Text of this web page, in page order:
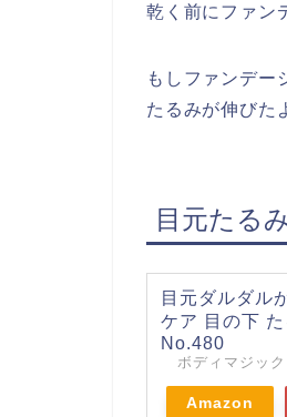
乾く前にファン
もしファンデー
たるみが伸びた
目元たる
目元ダルダル
ケア 目の下
No.480
ボディマジック
Amazon